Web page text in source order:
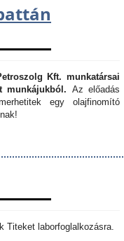
Kft. munkatársai
munkájukból. Az előadás
egy olajfinomító
Titeket laborfoglalkozásra.